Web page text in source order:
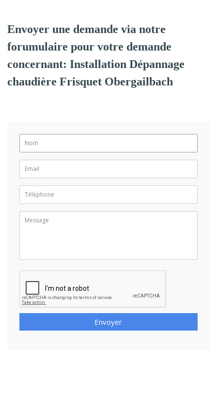
Envoyer une demande via notre
forumulaire pour votre demande
concernant: Installation Dépannage
chaudière Frisquet Obergailbach
Envoyer